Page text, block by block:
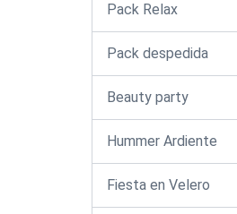
Pack Relax
Pack despedida
Beauty party
Hummer Ardiente
Fiesta en Velero